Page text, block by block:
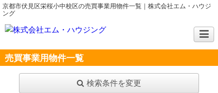
京都市伏見区栄桜小中校区の売買事業用物件一覧｜株式会社エム・ハウジ
ング
売買事業用物件一覧
検索条件を変更